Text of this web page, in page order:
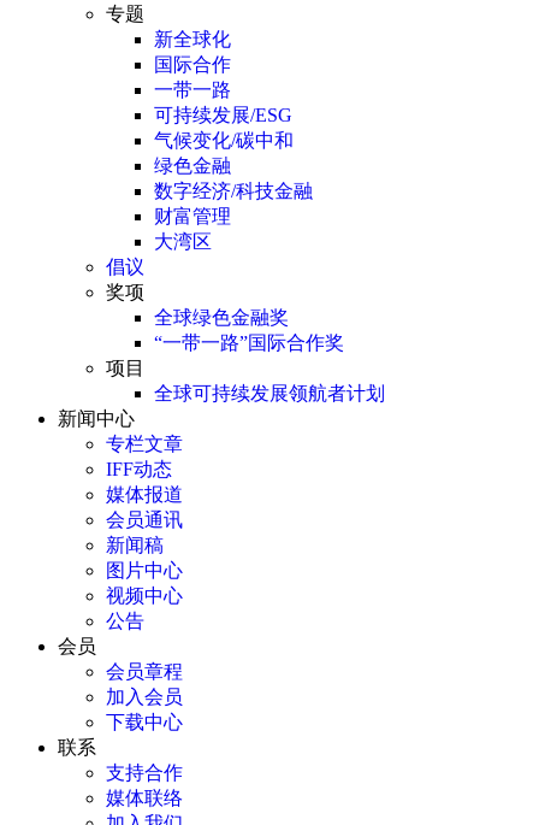
专题
新全球化
国际合作
一带一路
可持续发展/ESG
气候变化/碳中和
绿色金融
数字经济/科技金融
财富管理
大湾区
倡议
奖项
全球绿色金融奖
“一带一路”国际合作奖
项目
全球可持续发展领航者计划
新闻中心
专栏文章
IFF动态
媒体报道
会员通讯
新闻稿
图片中心
视频中心
公告
会员
会员章程
加入会员
下载中心
联系
支持合作
媒体联络